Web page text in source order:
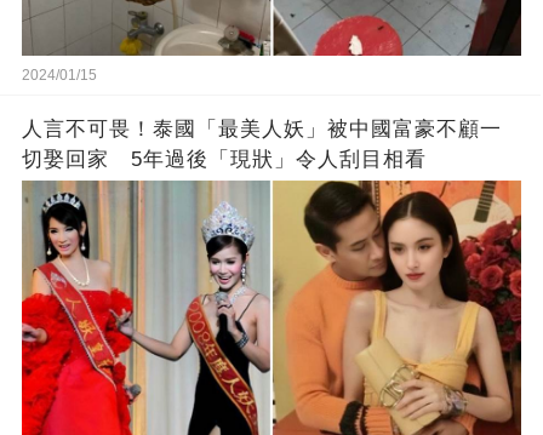
2024/01/15
人言不可畏！泰國「最美人妖」被中國富豪不顧一
切娶回家 5年過後「現狀」令人刮目相看